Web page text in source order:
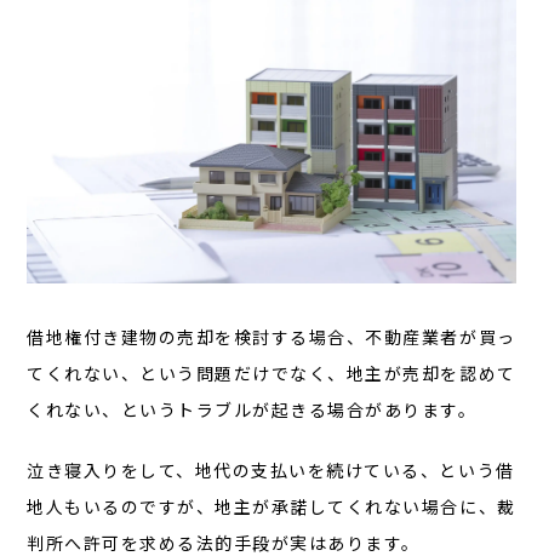
借地権付き建物の売却を検討する場合、不動産業者が買っ
てくれない、という問題だけでなく、地主が売却を認めて
くれない、というトラブルが起きる場合があります。
泣き寝入りをして、地代の支払いを続けている、という借
地人もいるのですが、地主が承諾してくれない場合に、裁
判所へ許可を求める法的手段が実はあります。